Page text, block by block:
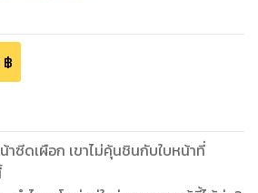
฿
าซีดเผือก เขาไม่คุ้นชินกับใบหน้าที่